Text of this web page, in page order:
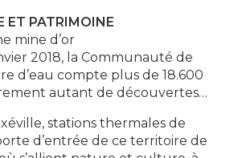
ET PATRIMOINE
mine d’or
2018, la Communauté de
d’eau compte plus de 18.600
autant de découvertes…
stations thermales de
d’entrée de ce territoire de